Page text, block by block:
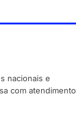
nacionais e
com atendimento